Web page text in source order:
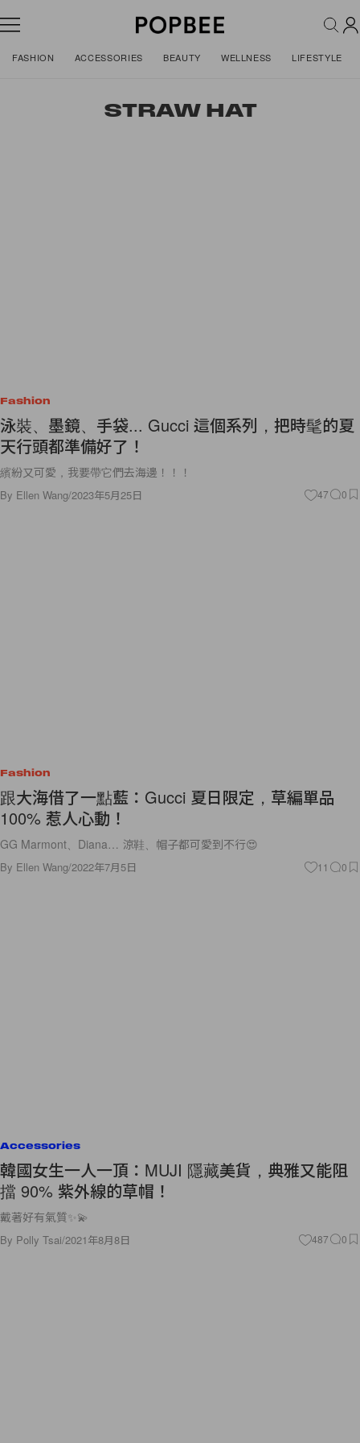
FASHION ACCESSORIES BEAUTY WELLNESS LIFESTYLE
STRAW HAT
Fashion
泳裝、墨鏡、手袋... Gucci 這個系列，把時髦的夏
天行頭都準備好了！
繽紛又可愛，我要帶它們去海邊！！！
By Ellen Wang/2023年5月25日 47 0
Fashion
跟大海借了一點藍：Gucci 夏日限定，草編單品
100% 惹人心動！
GG Marmont、Diana… 涼鞋、帽子都可愛到不行😍
By Ellen Wang/2022年7月5日 11 0
Accessories
韓國女生一人一頂：MUJI 隱藏美貨，典雅又能阻
擋 90% 紫外線的草帽！
戴著好有氣質✨💫
By Polly Tsai/2021年8月8日 487 0